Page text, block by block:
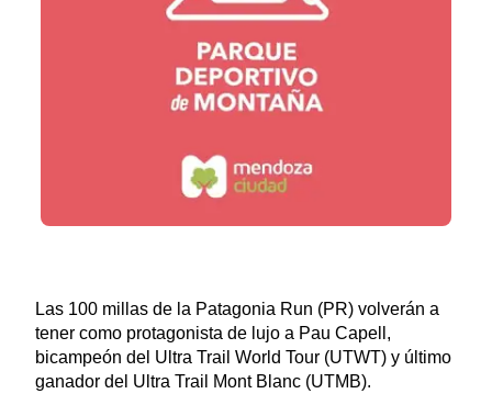
Las 100 millas de la Patagonia Run (PR) volverán a
tener como protagonista de lujo a Pau Capell,
bicampeón del Ultra Trail World Tour (UTWT) y último
ganador del Ultra Trail Mont Blanc (UTMB).